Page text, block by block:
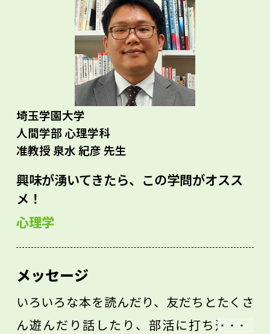
o
埼玉学園大学
人間学部 心理学科
准教授 泉水 紀彦 先生
興味が湧いてきたら、この学問がオスス
メ！
心理学
メッセージ
いろいろな本を読んだり、友だちとたくさ
ん遊んだり話したり、部活に打ち込んだ